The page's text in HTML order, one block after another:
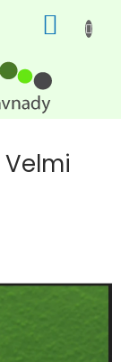
KOŠÍK
Velmi